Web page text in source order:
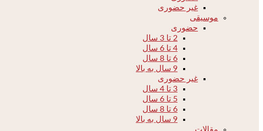
غیر حضوری
موسیقی
حضوری
2 تا 3 سال
4 تا 6 سال
6 تا 8 سال
9 سال به بالا
غیر حضوری
3 تا 4 سال
5 تا 6 سال
6 تا 8 سال
9 سال به بالا